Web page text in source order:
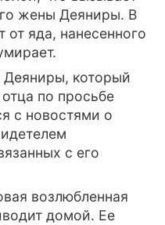
жены Деяниры. В
от яда, нанесенного
который
по просьбе
с новостями о
с его
возлюбленная
домой. Ее